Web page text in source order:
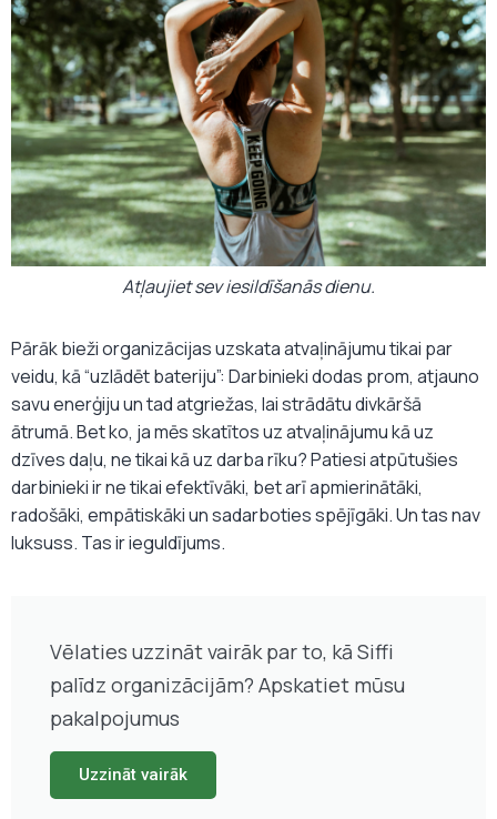
Atļaujiet sev iesildīšanās dienu.
Pārāk bieži organizācijas uzskata atvaļinājumu tikai par
veidu, kā “uzlādēt bateriju”: Darbinieki dodas prom, atjauno
savu enerģiju un tad atgriežas, lai strādātu divkāršā
ātrumā. Bet ko, ja mēs skatītos uz atvaļinājumu kā uz
dzīves daļu, ne tikai kā uz darba rīku? Patiesi atpūtušies
darbinieki ir ne tikai efektīvāki, bet arī apmierinātāki,
radošāki, empātiskāki un sadarboties spējīgāki. Un tas nav
luksuss. Tas ir ieguldījums.
Vēlaties uzzināt vairāk par to, kā Siffi
palīdz organizācijām? Apskatiet mūsu
pakalpojumus
Uzzināt vairāk